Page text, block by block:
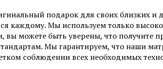
подарок для своих близких
каждому. Мы используем только
можете быть уверены, что получите
Мы гарантируем, что наши
соблюдении всех необходимых